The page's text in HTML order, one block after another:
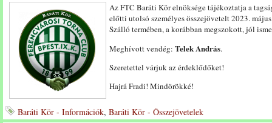
Az FTC Baráti Kör elnöksége tájékoztatja a
előtti utolsó személyes összejövetelt 2023.
Szálló termében, a korábban megszokott, jól
Meghívott vendég: Telek András.
Szeretettel várjuk az érdeklődőket!
Hajrá Fradi! Mindörökké!
Baráti Kör - Információk, Baráti Kör - Összejövetelek